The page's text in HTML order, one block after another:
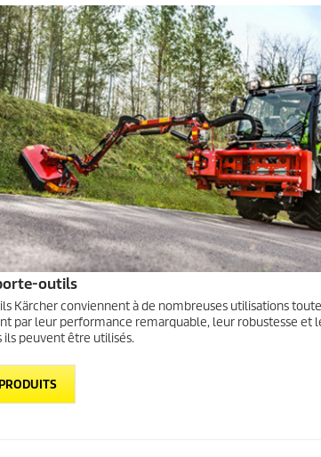
outils
Kärcher conviennent à de nombreuses utilisations toute
par leur performance remarquable, leur robustesse et
ils peuvent être utilisés.